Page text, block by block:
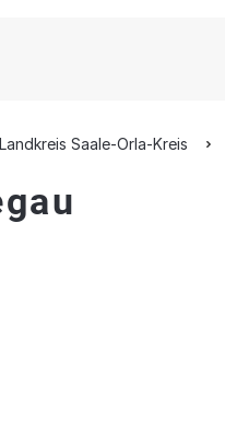
Landkreis Saale-Orla-Kreis